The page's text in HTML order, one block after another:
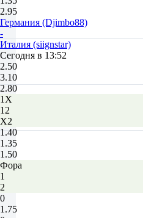
2.95
Германия (Djimbo88)
-
Италия (siignstar)
Сегодня в 13:52
2.50
3.10
2.80
1X
12
X2
1.40
1.35
1.50
Фора
1
2
0
1.75